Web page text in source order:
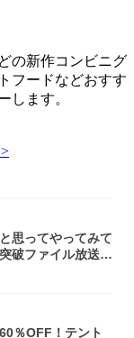
の新作コンビニグ
フードなどおすす
します。
思ってやってみて
破ファイル放送で
％OFF！テント